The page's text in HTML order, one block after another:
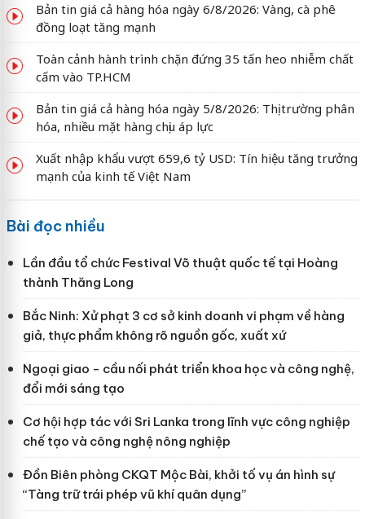
Bản tin giá cả hàng hóa ngày 6/8/2026: Vàng, cà phê
đồng loạt tăng mạnh
Toàn cảnh hành trình chặn đứng 35 tấn heo nhiễm chất
cấm vào TP.HCM
Bản tin giá cả hàng hóa ngày 5/8/2026: Thị trường phân
hóa, nhiều mặt hàng chịu áp lực
Xuất nhập khẩu vượt 659,6 tỷ USD: Tín hiệu tăng trưởng
mạnh của kinh tế Việt Nam
Bài đọc nhiều
Lần đầu tổ chức Festival Võ thuật quốc tế tại Hoàng
thành Thăng Long
Bắc Ninh: Xử phạt 3 cơ sở kinh doanh vi phạm về hàng
giả, thực phẩm không rõ nguồn gốc, xuất xứ
Ngoại giao - cầu nối phát triển khoa học và công nghệ,
đổi mới sáng tạo
Cơ hội hợp tác với Sri Lanka trong lĩnh vực công nghiệp
chế tạo và công nghệ nông nghiệp
Đồn Biên phòng CKQT Mộc Bài, khởi tố vụ án hình sự
“Tàng trữ trái phép vũ khí quân dụng”